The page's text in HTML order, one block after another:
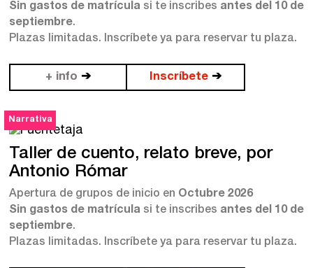
Sede central:
Cervantes nº21, entlo.
28014 Madrid
info@fuentetajaliteraria.com
Tel 91 531 15 09
Horario de atención:
De lunes a viernes
de 10 a 15 y 17 a 20 horas
Sin gastos de matrícula si te inscribes antes del 10 de
septiembre.
Plazas limitadas. Inscríbete ya para reservar tu plaza.
+ info ➔ Inscríbete ➔
Narrativa
Taller de cuento, relato breve, por
Antonio Rómar
Apertura de grupos de inicio en Octubre 2026
Sin gastos de matrícula si te inscribes antes del 10 de
septiembre.
Plazas limitadas. Inscríbete ya para reservar tu plaza.